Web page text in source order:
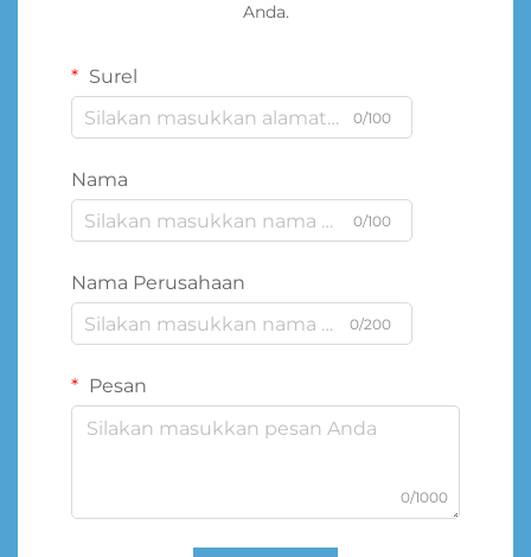
Anda.
Surel
0/100
Nama
0/100
Nama Perusahaan
0/200
Pesan
0/1000